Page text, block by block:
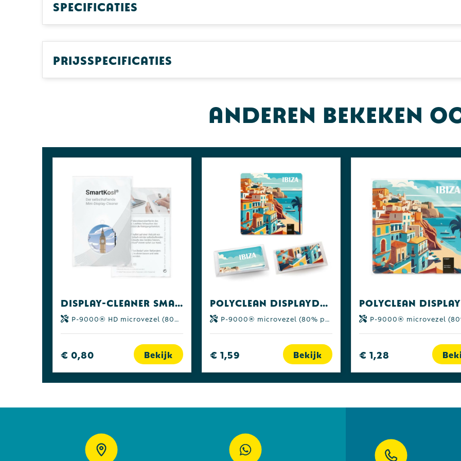
Specificaties
Prijsspecificaties
Anderen bekeken
Display-Cleaner SmartKosi®- 4 w. levertijd! all-inclusive-pakket
P-9000® HD microvezel (80% polyester | 20% polyamide)
€ 0,80 Bekijk
POLYCLEAN displaydoekje 15x15 cm in etui, all-inclusive-pakket
P-9000® microvezel (80% polyester | 20% polyamide)
€ 1,59 Bekijk
P-9000® microvezel (80% polyester | 20%
€ 1,28